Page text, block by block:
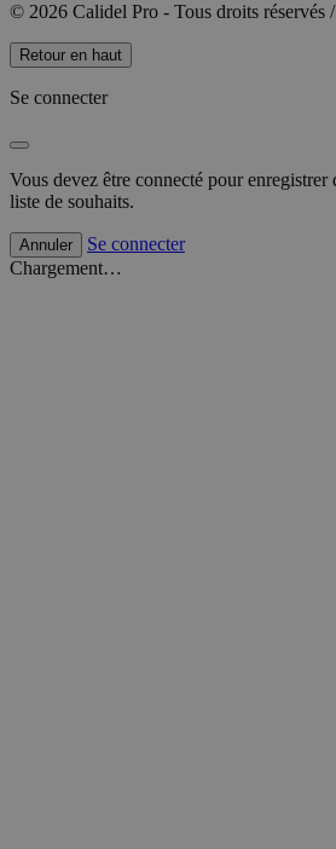
© 2026 Calidel Pro - Tous droits réservés /
Retour en haut
Se connecter
Vous devez être connecté pour enregistrer
liste de souhaits.
Annuler
Se connecter
Chargement…